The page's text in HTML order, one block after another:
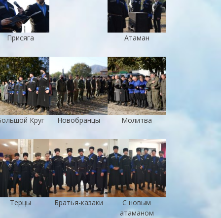
Присяга Атаман
Круг Новобранцы Молитва
Терцы Братья-казаки
С новым
атаманом